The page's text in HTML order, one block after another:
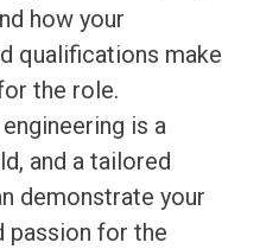
how your
qualifications make
the role.
is a
and a tailored
demonstrate your
passion for the